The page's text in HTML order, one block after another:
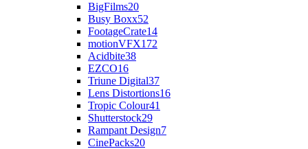
BigFilms20
Busy Boxx52
FootageCrate14
motionVFX172
Acidbite38
EZCO16
Triune Digital37
Lens Distortions16
Tropic Colour41
Shutterstock29
Rampant Design7
CinePacks20